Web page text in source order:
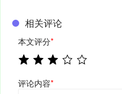
相关评论
本文评分*
评论内容*